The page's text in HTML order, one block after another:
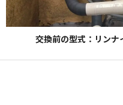
交換前の型式：リン